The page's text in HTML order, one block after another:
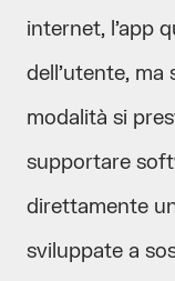
internet, l’app
dell’utente,
modalità si
supportare
direttamente
sviluppate a